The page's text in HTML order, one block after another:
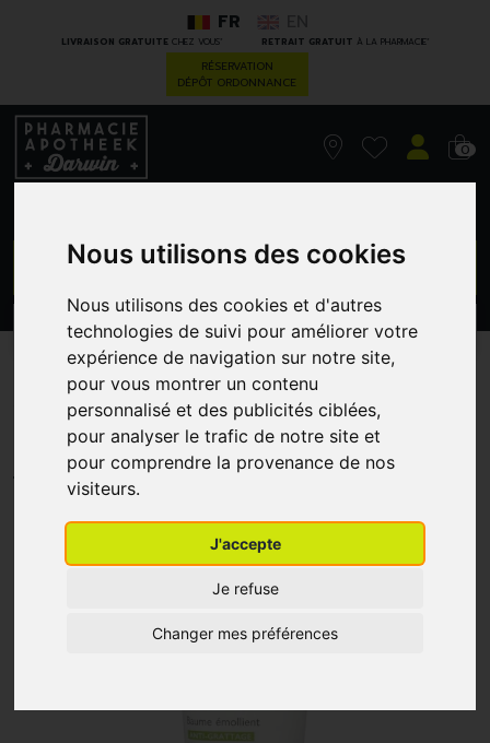
Nous utilisons des cookies
Nous utilisons des cookies et d'autres
technologies de suivi pour améliorer votre
expérience de navigation sur notre site,
pour vous montrer un contenu
personnalisé et des publicités ciblées,
pour analyser le trafic de notre site et
pour comprendre la provenance de nos
visiteurs.
J'accepte
Je refuse
Changer mes préférences
LIVRAISON GRATUITECHEZ VOUS* RETRAIT GRATUIT À LA PHARMACIE*
FR
RÉSERVATION
DÉPÔT ORDONNANCE
0
CATÉGORIES PROMOS
A-Derma Exomega Ctrl Bme
200M
PIERRE FABRE - DUCRAY